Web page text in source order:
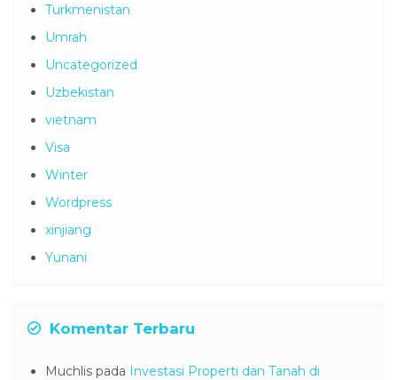
Turkmenistan
Umrah
Uncategorized
Uzbekistan
vietnam
Visa
Winter
Wordpress
xinjiang
Yunani
Komentar Terbaru
Muchlis pada Investasi Properti dan Tanah di